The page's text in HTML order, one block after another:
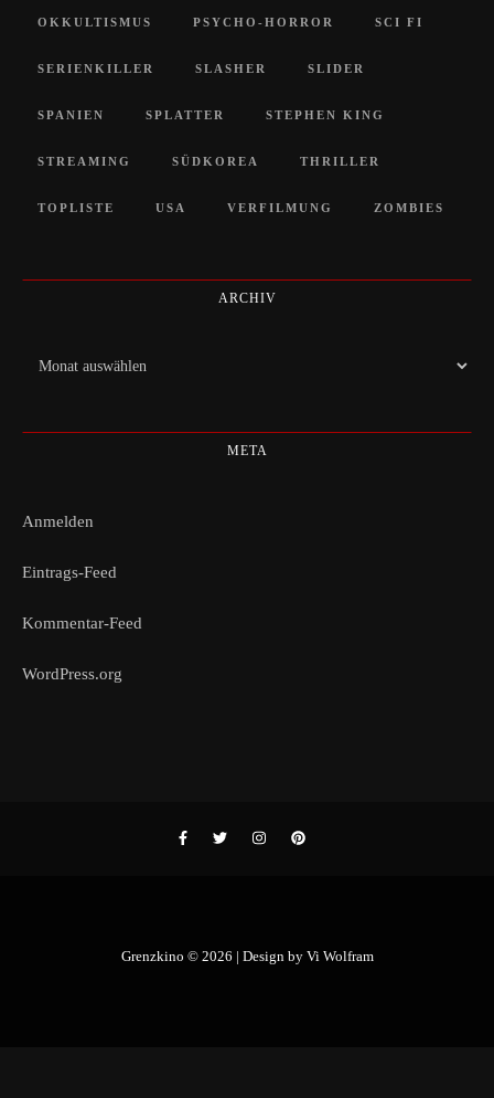
OKKULTISMUS PSYCHO-HORROR SCI FI
SERIENKILLER SLASHER SLIDER
SPANIEN SPLATTER STEPHEN KING
STREAMING SÜDKOREA THRILLER
TOPLISTE USA VERFILMUNG ZOMBIES
ARCHIV
Archiv
META
Anmelden
Eintrags-Feed
Kommentar-Feed
WordPress.org
Grenzkino © 2026 | Design by Vi Wolfram